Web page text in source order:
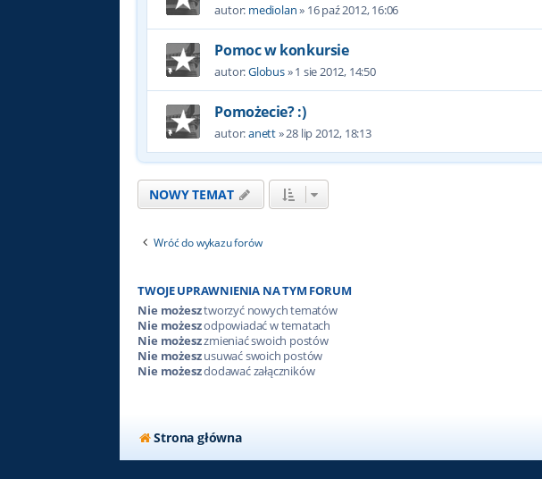
autor: mediolan» 16 paź 2012, 16:06
Pomoc w konkursie
autor:Globus»1 sie 2012, 14:50
Pomożecie? :)
autor:anett»28 lip 2012, 18:13
NOWY TEMAT
Wróć do wykazu forów
TWOJE UPRAWNIENIA NA TYM FORUM
Nie możesztworzyć nowych tematów
Nie możeszodpowiadać w tematach
Nie możeszzmieniać swoich postów
Nie możeszusuwać swoich postów
Nie możeszdodawać załączników
Strona główna